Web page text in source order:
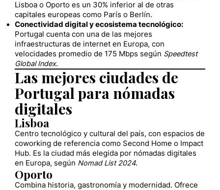
Lisboa o Oporto es un 30% inferior al de otras
capitales europeas como París o Berlín.
Conectividad digital y ecosistema tecnológico:
Portugal cuenta con una de las mejores
infraestructuras de internet en Europa, con
velocidades promedio de 175 Mbps según Speedtest
Global Index.
Las mejores ciudades de
Portugal para nómadas
digitales
Lisboa
Centro tecnológico y cultural del país, con espacios de
coworking de referencia como Second Home o Impact
Hub. Es la ciudad más elegida por nómadas digitales
en Europa, según Nomad List 2024.
Oporto
Combina historia, gastronomía y modernidad. Ofrece